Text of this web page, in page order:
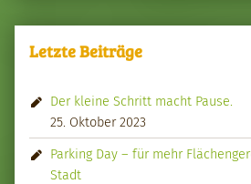
Letzte Beiträge
Der kleine Schritt macht Pause.
25. Oktober 2023
Parking Day – für mehr
Stadt